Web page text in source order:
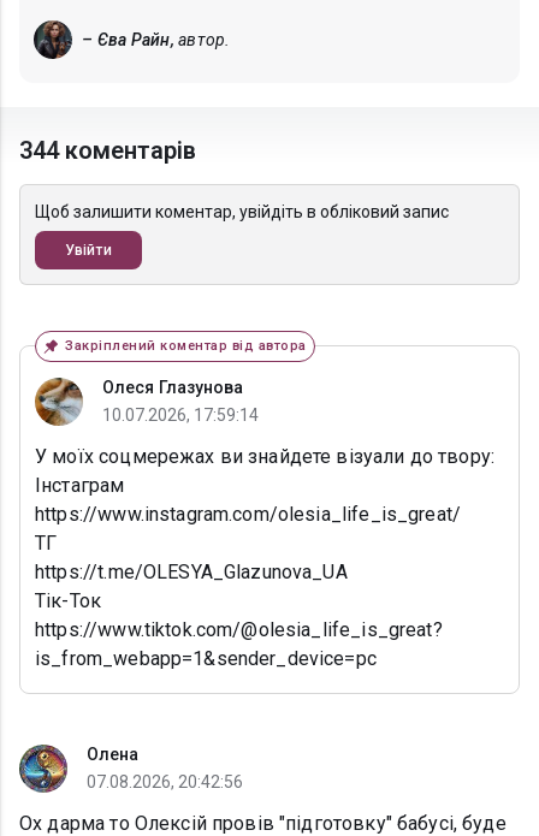
– Єва Райн, автор.
344 коментарів
Щоб залишити коментар, увійдіть в обліковий запис
Увійти
Закріплений коментар від автора
Олеся Глазунова
10.07.2026, 17:59:14
У моїх соцмережах ви знайдете візуали до твору:
Інстаграм
https://www.instagram.com/olesia_life_is_great/
ТГ
https://t.me/OLESYA_Glazunova_UA
Тік-Ток
https://www.tiktok.com/@olesia_life_is_great?
is_from_webapp=1&sender_device=pc
Олена
07.08.2026, 20:42:56
Ох дарма то Олексій провів "підготовку" бабусі, буде